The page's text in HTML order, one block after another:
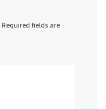
Required fields are